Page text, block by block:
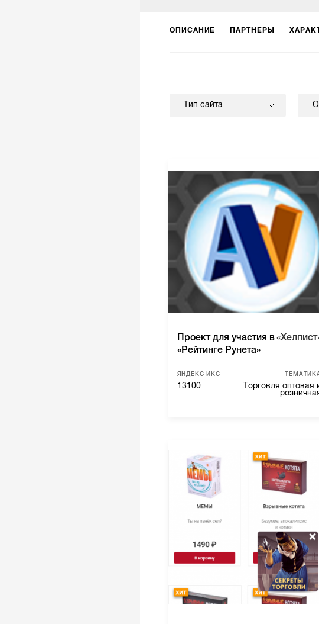
ОПИСАНИЕ ПАРТНЕРЫ
Тип сайта
Проект для участия в
«Рейтинге Рунета»
ЯНДЕКС ИКС
13100
Торговля оптовая